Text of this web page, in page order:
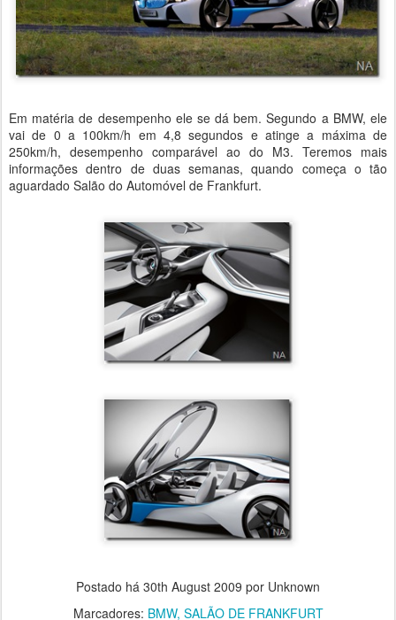
Em matéria de desempenho ele se dá bem. Segundo a BMW, ele
vai de 0 a 100km/h em 4,8 segundos e atinge a máxima de
250km/h, desempenho comparável ao do M3. Teremos mais
informações dentro de duas semanas, quando começa o tão
aguardado Salão do Automóvel de Frankfurt.
Postado há 30th August 2009 por Unknown
Marcadores: BMW SALÃO DE FRANKFURT